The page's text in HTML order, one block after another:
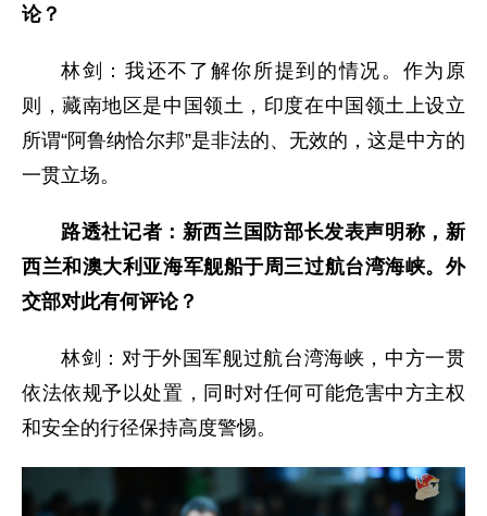
论？
林剑：我还不了解你所提到的情况。作为原
则，藏南地区是中国领土，印度在中国领土上设立
所谓“阿鲁纳恰尔邦”是非法的、无效的，这是中方的
一贯立场。
路透社记者：新西兰国防部长发表声明称，新
西兰和澳大利亚海军舰船于周三过航台湾海峡。外
交部对此有何评论？
林剑：对于外国军舰过航台湾海峡，中方一贯
依法依规予以处置，同时对任何可能危害中方主权
和安全的行径保持高度警惕。